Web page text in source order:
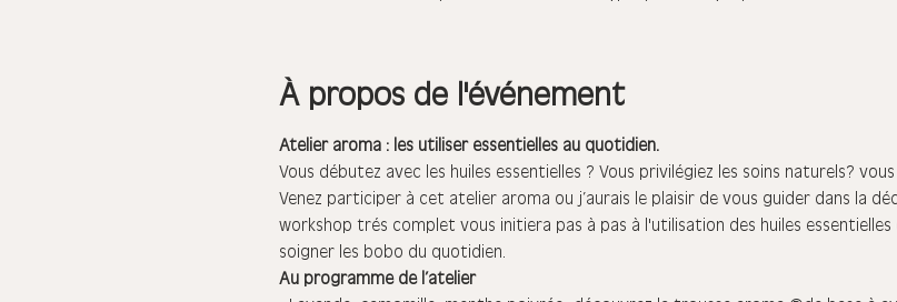
À propos de l'événement
Atelier aroma : les utiliser essentielles au quotidien.
Vous débutez avec les huiles essentielles ? Vous privilégiez les soins naturels?
Venez participer à cet atelier aroma ou j’aurais le plaisir de vous guider dans la
workshop trés complet vous initiera pas à pas à l'utilisation des huiles
soigner les bobo du quotidien.
Au programme de l’atelier